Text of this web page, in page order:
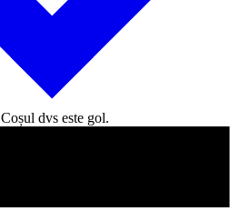
Coșul dvs este gol.